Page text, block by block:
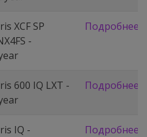
XCF SP
-
Подробнее
600 IQ LXT -
Подробнее
IQ -
Подробнее